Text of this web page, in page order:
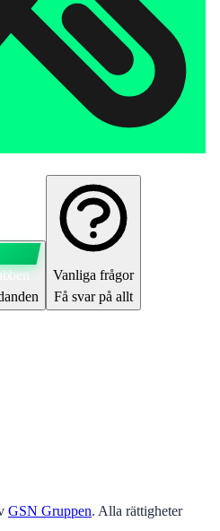
Vanliga frågor
Få svar på allt
GSN Gruppen. Alla rättigheter